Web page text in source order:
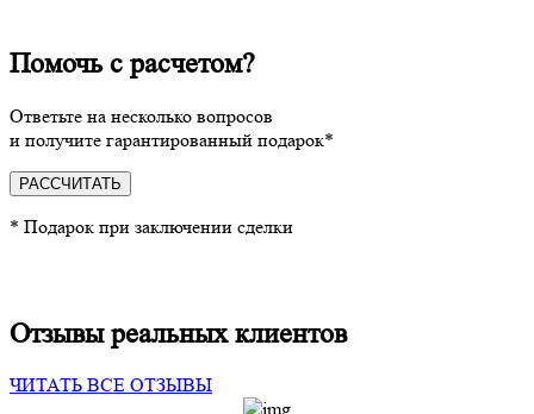
Помочь с расчетом?
Ответьте на несколько вопросов
и получите гарантированный подарок*
РАССЧИТАТЬ
* Подарок при заключении сделки
Отзывы реальных клиентов
ЧИТАТЬ ВСЕ ОТЗЫВЫ